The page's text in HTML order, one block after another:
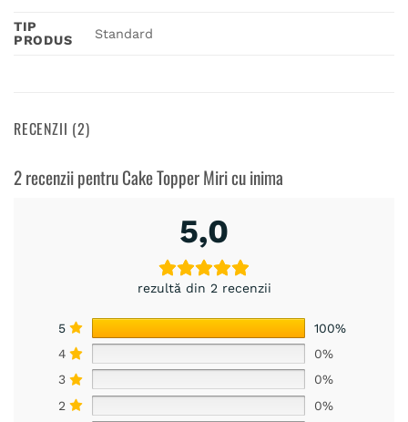
TIP
PRODUS
Standard
RECENZII (2)
2 recenzii pentruCake Topper Miri cu inima
5,0
rezultă din 2 recenzii
5
100%
4
0%
3
0%
2
0%